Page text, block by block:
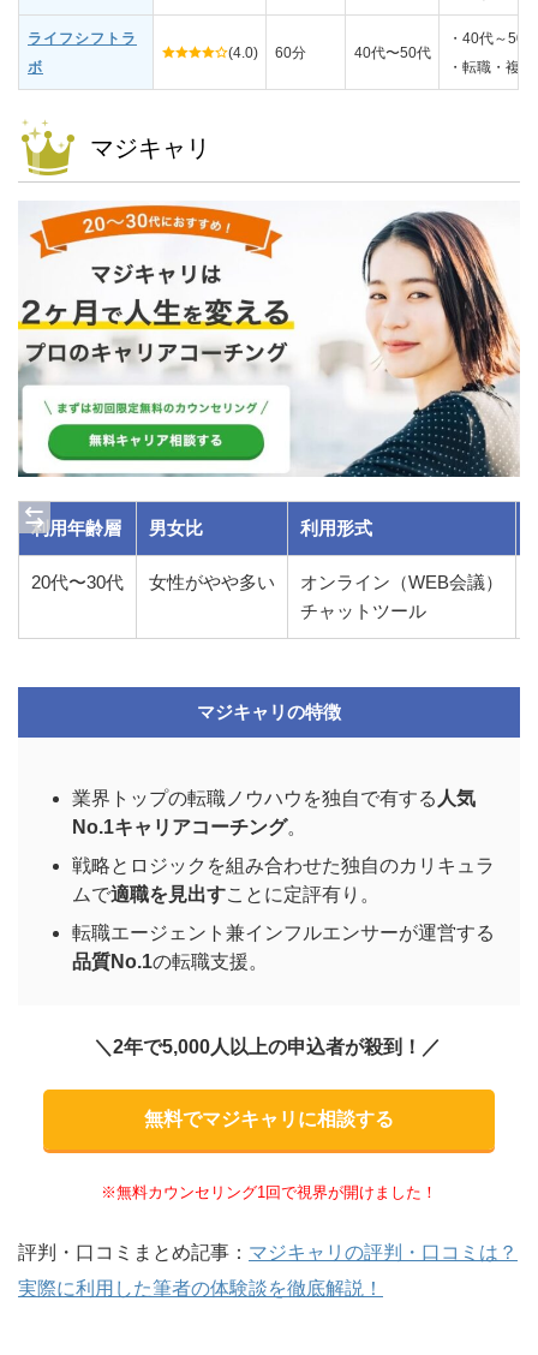
ライフシフトラ
ボ
(4.0) 60分 40代〜50代
・40代～50
・転職・複
マジキャリ
利用年齢層 男女比 利用形式
20代〜30代 女性がやや多い
オンライン（WEB会議）
チャットツール
マジキャリの特徴
業界トップの転職ノウハウを独自で有する 人気
No.1キャリアコーチング。
戦略とロジックを組み合わせた独自のカリキュラ
ムで適職を見出すことに定評有り。
転職エージェント兼インフルエンサーが運営する
品質No.1の転職支援。
＼2年で5,000人以上の申込者が殺到！／
無料でマジキャリに相談する
※無料カウンセリング1回で視界が開けました！
評判・口コミまとめ記事： マジキャリの評判・口コミは？
実際に利用した筆者の体験談を徹底解説！